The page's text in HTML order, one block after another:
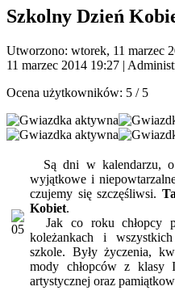
Szkolny Dzień
Utworzono: wtorek, 11 marzec
11 marzec 2014 19:27 |
Ocena użytkowników: 5 / 5
Są dni w kalendarzu, o
wyjątkowe i
czujemy się szczęśliwsi.
Kobiet.
Jak co roku chłopcy
koleżankach i
szkole. Były życzenia,
mody chłopców z klasy
artystycznej oraz